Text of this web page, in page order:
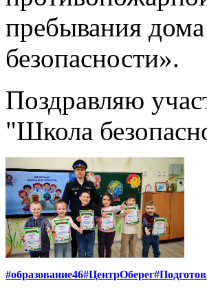
пребывания
безопасности».
Поздравляю
"Школа
#образование46#ЦентрОберег